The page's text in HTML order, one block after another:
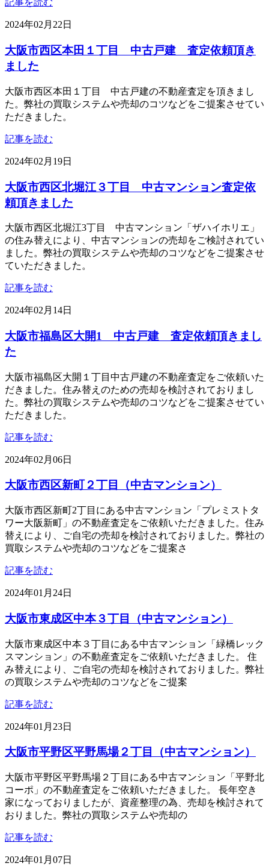
記事を読む
2024年02月22日
大阪市西区本田１丁目 中古戸建 査定依頼頂き
ました
大阪市西区本田１丁目 中古戸建の不動産査定を頂きまし
た。弊社の買取システムや売却のコツなどをご提案させてい
ただきました。
記事を読む
2024年02月19日
大阪市西区北堀江３丁目 中古マンション査定依
頼頂きました
大阪市西区北堀江3丁目 中古マンション「ザハイホリエ」
の住み替えにより、中古マンションの売却をご検討されてい
ました。弊社の買取システムや売却のコツなどをご提案させ
ていただきました。
記事を読む
2024年02月14日
大阪市福島区大開1 中古戸建 査定依頼頂きまし
た
大阪市福島区大開１丁目中古戸建の不動産査定をご依頼いた
だきました。住み替えのための売却を検討されておりまし
た。弊社の買取システムや売却のコツなどをご提案させてい
ただきました。
記事を読む
2024年02月06日
大阪市西区新町２丁目（中古マンション）
大阪市西区新町2丁目にある中古マンション「プレミストタ
ワー大阪新町」の不動産査定をご依頼いただきました。住み
替えにより、ご自宅の売却を検討されておりました。弊社の
買取システムや売却のコツなどをご提案さ
記事を読む
2024年01月24日
大阪市東成区中本３丁目（中古マンション）
大阪市東成区中本３丁目にある中古マンション「緑橋レック
スマンション」の不動産査定をご依頼いただきました。 住
み替えにより、ご自宅の売却を検討されておりました。弊社
の買取システムや売却のコツなどをご提案
記事を読む
2024年01月23日
大阪市平野区平野馬場２丁目（中古マンション）
大阪市平野区平野馬場２丁目にある中古マンション「平野北
コーポ」の不動産査定をご依頼いただきました。 長年空き
家になっておりましたが、資産整理の為、売却を検討されて
おりました。弊社の買取システムや売却の
記事を読む
2024年01月07日